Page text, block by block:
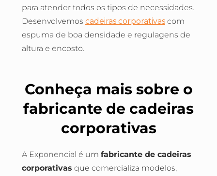
para atender todos os tipos de necessidades.
Desenvolvemos cadeiras corporativascom
espuma de boa densidade e regulagens de
altura e encosto.
Conheça mais sobre o
fabricante de cadeiras
corporativas
A Exponencial é um fabricante de cadeiras
corporativas que comercializa modelos,